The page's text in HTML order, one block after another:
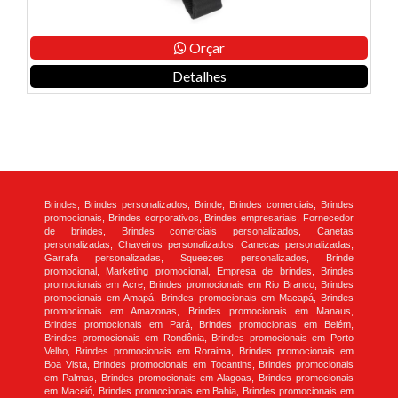
Orçar
Detalhes
Brindes, Brindes personalizados, Brinde, Brindes comerciais, Brindes
promocionais, Brindes corporativos, Brindes empresariais, Fornecedor
de brindes, Brindes comerciais personalizados, Canetas
personalizadas, Chaveiros personalizados, Canecas personalizadas,
Garrafa personalizadas, Squeezes personalizados, Brinde
promocional, Marketing promocional, Empresa de brindes, Brindes
promocionais em Acre, Brindes promocionais em Rio Branco, Brindes
promocionais em Amapá, Brindes promocionais em Macapá, Brindes
promocionais em Amazonas, Brindes promocionais em Manaus,
Brindes promocionais em Pará, Brindes promocionais em Belém,
Brindes promocionais em Rondônia, Brindes promocionais em Porto
Velho, Brindes promocionais em Roraima, Brindes promocionais em
Boa Vista, Brindes promocionais em Tocantins, Brindes promocionais
em Palmas, Brindes promocionais em Alagoas, Brindes promocionais
em Maceió, Brindes promocionais em Bahia, Brindes promocionais em